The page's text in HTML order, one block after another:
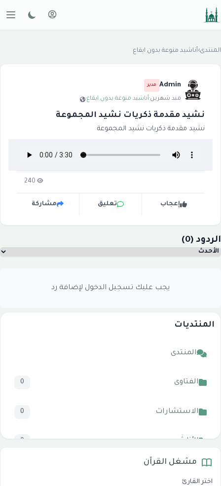
المنتديات
المنتدى
الفتاوى 0
الاستشارات 0
الأناشيد 0
المنتدى›أناشيد منوعة بدون ايقاع
Admin مدير
منذ شهرين·أناشيد منوعة بدون ايقاع·
نشيد مقدمة ذكريات نشيد المجموعة
نشيد مقدمة ذكريات نشيد المجموعة
إعجاب تعليق مشاركة
الردود (0)
يجب عليك تسجيل الدخول لإضافة رد
مشغل القرآن
اختر القارئ